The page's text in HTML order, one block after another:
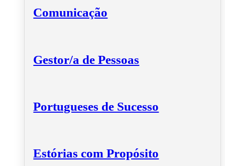
Comunicação
Gestor/a de Pessoas
Portugueses de Sucesso
Estórias com Propósito